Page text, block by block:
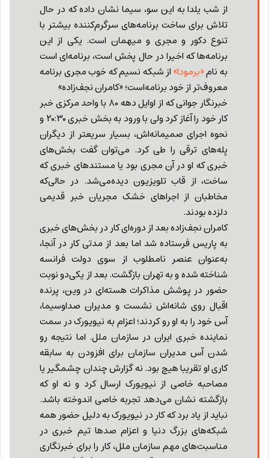
از شب یلدا به این سو، سیما نشان داده که در حال
تلاش برای ساخت برنامه‌های سرگرم‌کننده بیشتر با
تنوع دکور و مجری و میهمان است. یکی از این
برنامه‌ها که اخیرا در حال پخش است، برنامه‌ای است
به نام«برمودا»از شبکه نسیم که خوب مجری برنامه
معروف‌تر از خود برنامه‌است؛ «کامران نجف‌زاده»
خبرنگار جوانی که از اوایل دهه ۸۰ با واحد مرکزی خبر
کار خود را آغاز کرد ولی با ورود به بخش خبری ۲۰:۳۰ و
نحوه اجرای صمیمانه‌اش، بسیار سریعتر از دیگران
پله‌های ترقی را طی کرد. می‌توان گفت بخش‌های
خبری که او در آن مجری بود یا مستندهای خبری که
ساخت، از قاب تلویزیون دیده‌می‌شد. در حالی‌که
مخاطبان از اجراهای خشک مجریان خبر قدیمی
دلزده بودند.
کامران نجف‌زاده بعد از دوره‌ای کار در بخش‌های خبری
به پاریس فرستاده شد اما بعد از مدتی کار در آنجا،
به‌عنوان عنصر نامطلوب از سوی دولت فرانسه
شناخته شده و به تهران بازگشت. بعد از یکی‌دو نوبت
حضور در پوشش مذاکرات هسته‌ای در وین، پرنده
اقبال روی شانه‌اش نشست و مدیران صداوسیما،
آس خود را به او رو کردند؛ اعزام به نیویورک در سمت
نماینده خبری ایران در سازمان ملل. اما نتیجه رو
شدن آس مدیران سازمان برای افزودن به سابقه
کاری او تقریبا هیچ بود. نه گزارش چندان چشمگیر یا
مصاحبه خاصی از نیویورک ارسال کرد و نه او که
بازگشته نشان می‌دهد تجربه خاصی اندوخته باشد.
نباید از یاد برد که ‌کار در نیویورک به دلیل حضور همه
شبکه‌های بزرگ دنیا و اعزام صدها تیم خبری در
مناسبت‌های مهم سازمان ملل، کار را برای خبرنگاری